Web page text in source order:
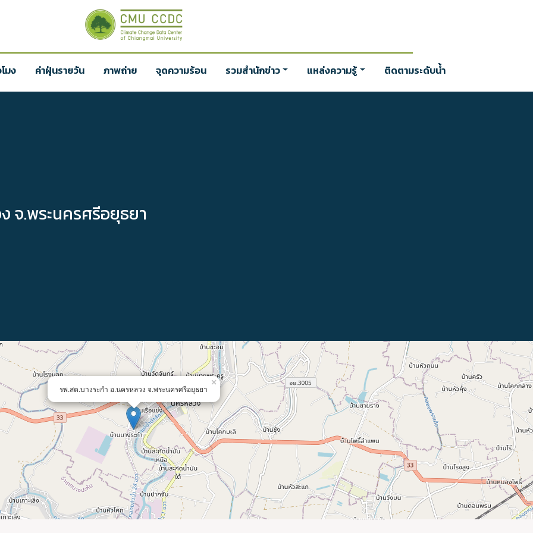
มง ค่าฝุ่นรายวัน ภาพถ่าย จุดความร้อน รวมสำนักข่าว แหล่งความรู้ ติดตามระดับน้ำ
จ.พระนครศรีอยุธยา
รพ.สต.บางระกำ อ.นครหลวง จ.พระนครศรีอยุธยา
×